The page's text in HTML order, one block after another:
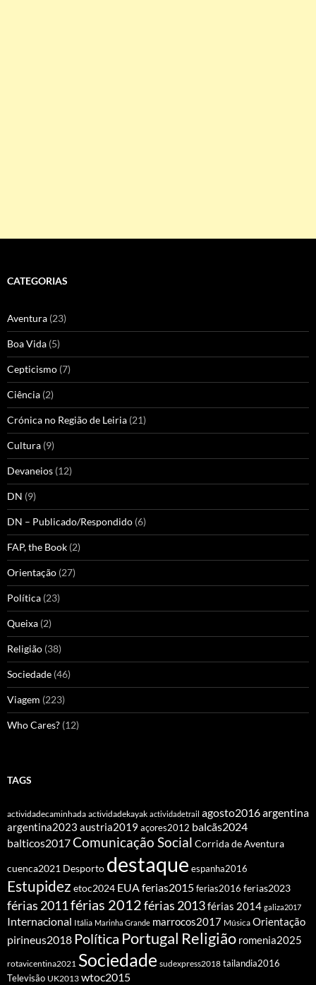
CATEGORIAS
Aventura (23)
Boa Vida (5)
Cepticismo (7)
Ciência (2)
Crónica no Região de Leiria (21)
Cultura (9)
Devaneios (12)
DN (9)
DN – Publicado/Respondido (6)
FAP, the Book (2)
Orientação (27)
Política (23)
Queixa (2)
Religião (38)
Sociedade (46)
Viagem (223)
Who Cares? (12)
TAGS
actividadecaminhada actividadekayak actividadetrail agosto2016argentina
argentina2023 austria2019 açores2012 balcãs2024
balticos2017Comunicação Social Corrida de Aventura
cuenca2021 Desporto destaque espanha2016
Estupidez etoc2024 EUAferias2015ferias2016 ferias2023
férias 2011férias 2012férias 2013férias 2014 galiza2017
Internacional Itália Marinha Grande marrocos2017 Música Orientação
pirineus2018 Política Portugal Religião romenia2025
rotavicentina2021 Sociedade sudexpress2018 tailandia2016
Televisão UK2013 wtoc2015